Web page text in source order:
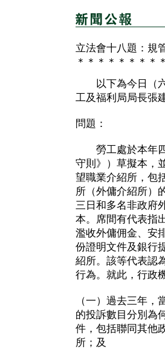
立法會十八題：規
＊＊＊＊＊＊＊＊
以下為今日（六
工及福利局局長張
問題：
勞工處於本年四
守則》）草擬本，
望職業介紹所，包
所（外傭介紹所）
三日和多名非政府
本。席間有代表指
濫收外傭佣金、安
份證明文件及銀行
紹所。該等代表認
行為。就此，行政
（一）過去三年
的投訴數目分別為
件，包括聯同其他
所；及